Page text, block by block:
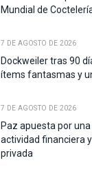
Mundial de
7 DE AGOSTO DE 2026
Dockweiler tras 90
ítems fantasmas y
7 DE AGOSTO DE 2026
Paz apuesta por
actividad financiera
privada